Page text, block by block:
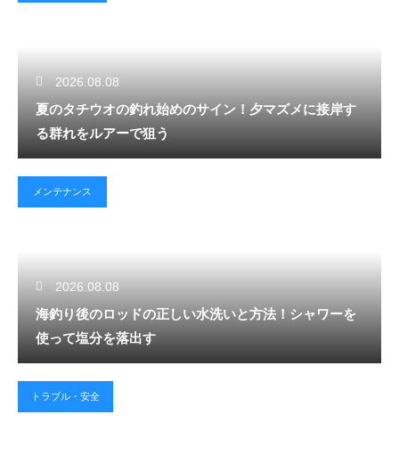
2026.08.08
夏のタチウオの釣れ始めのサイン！夕マズメに接岸す
る群れをルアーで狙う
メンテナンス
2026.08.08
海釣り後のロッドの正しい水洗いと方法！シャワーを
使って塩分を落出す
トラブル・安全